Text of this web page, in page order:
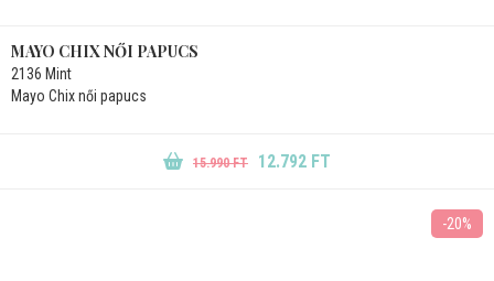
MAYO CHIX NŐI PAPUCS
2136 Mint
Mayo Chix női papucs
15.990 FT 12.792 FT
-20%